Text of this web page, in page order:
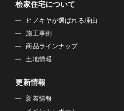
桧家住宅について
ヒノキヤが選ばれる理由
施工事例
商品ラインナップ
土地情報
更新情報
新着情報